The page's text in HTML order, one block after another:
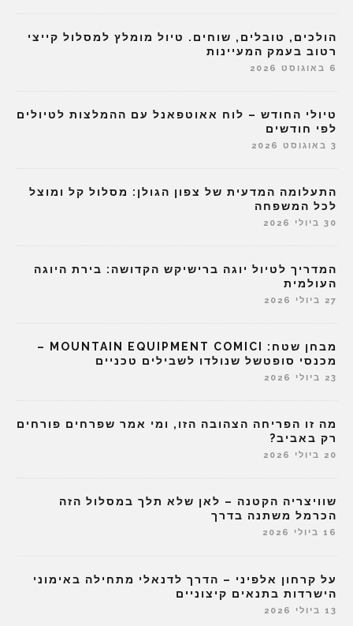
הולכים, טובלים, שוחים. טיול מומלץ למסלול קייצי
רטוב בעמק המעיינות
6 באוגוסט 2026
טיולי החודש – לוח אאוטפאנל עם ההמלצות לטיולים
לפי חודשים
3 באוגוסט 2026
התעלומה המדעית של צפון הגולן: מסלול קל ומוצל
לכל המשפחה
30 ביולי 2026
המדריך לטיול יוגה ברישיקש הקדושה: בירת היוגה
העולמית
27 ביולי 2026
מבחן שטח: MOUNTAIN EQUIPMENT COMICI –
מכנסי סופטשל שנולדו לשבילים טכניים
23 ביולי 2026
מה זו הפריחה הצהובה הזו, ומי אמר שפרחים פורחים
רק באביב?
20 ביולי 2026
שוויצריה הקטנה – לאן שלא תלך במסלול הזה
הכרמל משתנה בדרך
16 ביולי 2026
על קרחון אלפיני – הדרך לדנאלי מתחילה באימוני
הישרדות בתנאים קיצוניים
13 ביולי 2026